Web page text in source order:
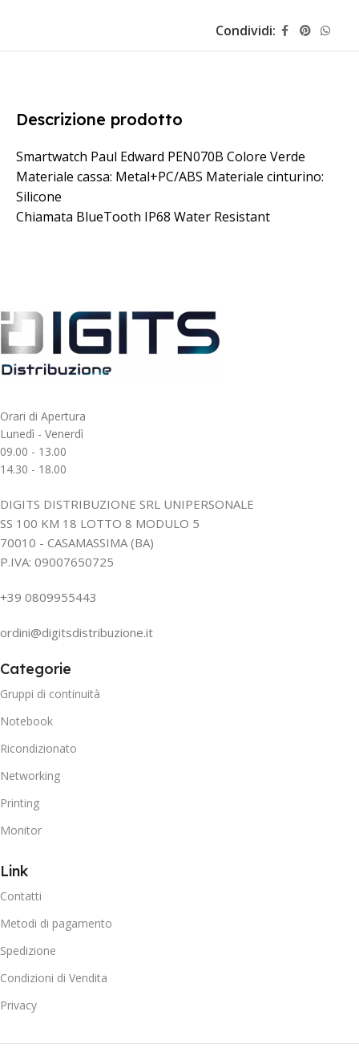
Condividi:
Descrizione prodotto
Smartwatch Paul Edward PEN070B Colore Verde
Materiale cassa: Metal+PC/ABS Materiale cinturino:
Silicone
Chiamata BlueTooth IP68 Water Resistant
Orari di Apertura
Lunedì - Venerdì
09.00 - 13.00
14.30 - 18.00
DIGITS DISTRIBUZIONE SRL UNIPERSONALE
SS 100 KM 18 LOTTO 8 MODULO 5
70010 - CASAMASSIMA (BA)
P.IVA: 09007650725
+39 0809955443
ordini@digitsdistribuzione.it
Categorie
Gruppi di continuità
Notebook
Ricondizionato
Networking
Printing
Monitor
Link
Contatti
Metodi di pagamento
Spedizione
Condizioni di Vendita
Privacy